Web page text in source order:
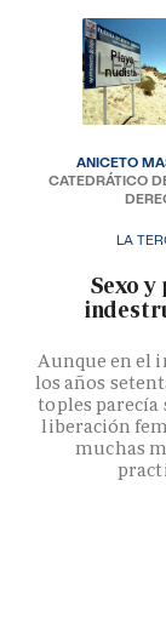
LA
­Sexo
Aunque en el
los años
toples
liberación
muchas
ANICETO
CATEDRÁTICO